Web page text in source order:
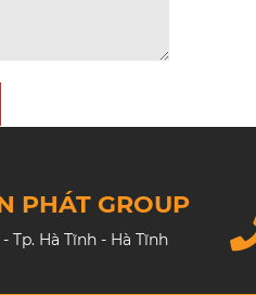
PHÁT GROUP
Tp. Hà Tĩnh - Hà Tĩnh